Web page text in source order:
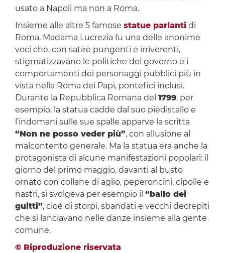
usato a Napoli ma non a Roma.
Insieme alle altre 5 famose statue parlantidi
Roma, Madama Lucrezia fu una delle anonime
voci che, con satire pungenti e irriverenti,
stigmatizzavano le politiche del governo e i
comportamenti dei personaggi pubblici più in
vista nella Roma dei Papi, pontefici inclusi.
Durante la Repubblica Romana del 1799, per
esempio, la statua cadde dal suo piedistallo e
l’indomani sulle sue spalle apparve la scritta
“Non ne posso veder più”, con allusione al
malcontento generale. Ma la statua era anche la
protagonista di alcune manifestazioni popolari: il
giorno del primo maggio, davanti al busto
ornato con collane di aglio, peperoncini, cipolle e
nastri, si svolgeva per esempio il “ballo dei
guitti”, cioè di storpi, sbandati e vecchi decrepiti
che si lanciavano nelle danze insieme alla gente
comune.
© Riproduzione riservata